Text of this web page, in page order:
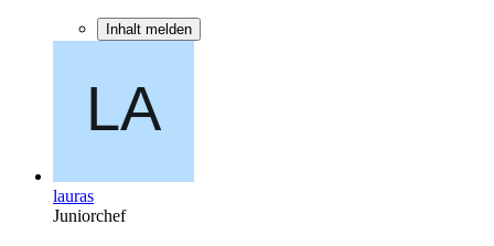
Inhalt melden
lauras
Juniorchef